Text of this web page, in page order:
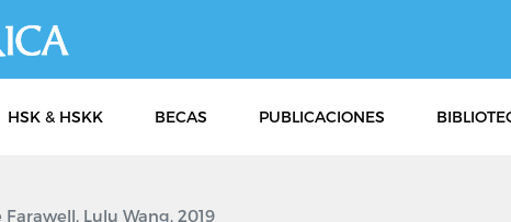
HSK & HSKK BECAS PUBLICACIONES
Lulu Wang, 2019